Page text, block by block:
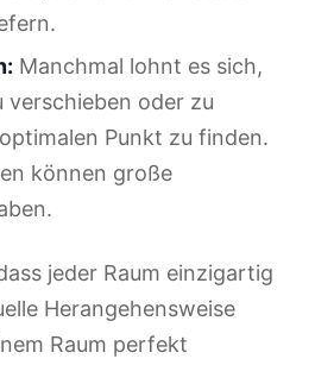
Manchmal lohnt es sich,
verschieben oder zu
Punkt zu finden.
können große
jeder Raum einzigartig
Herangehensweise
Raum perfekt